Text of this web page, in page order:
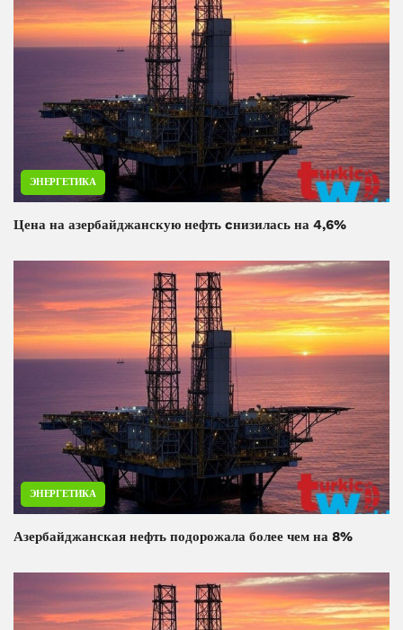
ЭНЕРГЕТИКА
Цена на азербайджанскую нефть cнизилась на 4,6%
ЭНЕРГЕТИКА
Азербайджанская нефть подорожала более чем на 8%